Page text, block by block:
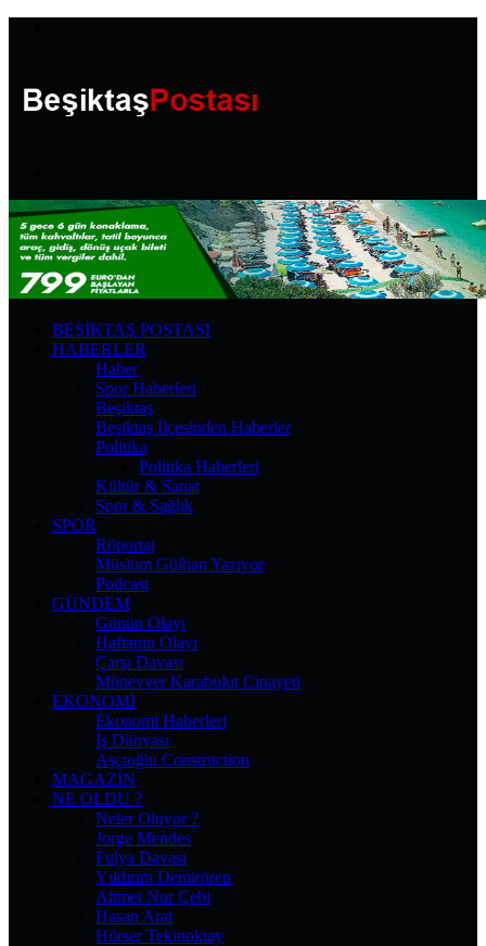
...
BEŞIKTAŞ POSTASI
HABERLER
Haber
Spor Haberleri
Beşiktaş
Beşiktaş İlçesinden Haberler
Politika
Politika Haberleri
Kültür & Sanat
Spor & Sağlık
SPOR
Röportaj
Müslüm Gülhan Yazıyor
Podcast
GÜNDEM
Günün Olayı
Haftanın Olayı
Çarşı Davası
Münevver Karabulut Cinayeti
EKONOMI
Ekonomi Haberleri
İş Dünyası
Aşçıoğlu Construction
MAGAZIN
NE OLDU ?
Neler Oluyor ?
Jorge Mendes
Fulya Davası
Yıldırım Demirören
Ahmet Nur Çebi
Hasan Arat
Hürser Tekinoktay